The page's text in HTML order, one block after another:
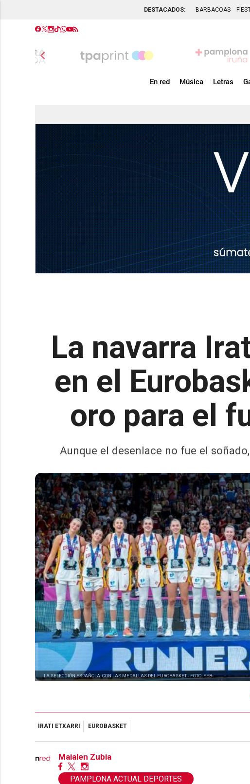
DESTACADOS: BARBACOAS
chevron_left
En red Música Letras
La navarra
en el
oro para el
Aunque el desenlace no fue el
LA SELECCIÓN ESPAÑOLA, CON LAS MEDALLAS DEL EUROBASKET -FOTO: FEB
IRATI ETXARRI EUROBASKET
Maialen Zubia
PAMPLONA ACTUAL DEPORTES